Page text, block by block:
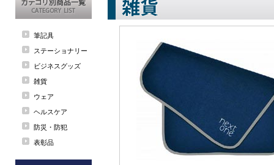
筆記具
ステーショナリー
ビジネスグッズ
雑貨
ウェア
ヘルスケア
防災・防犯
表彰品